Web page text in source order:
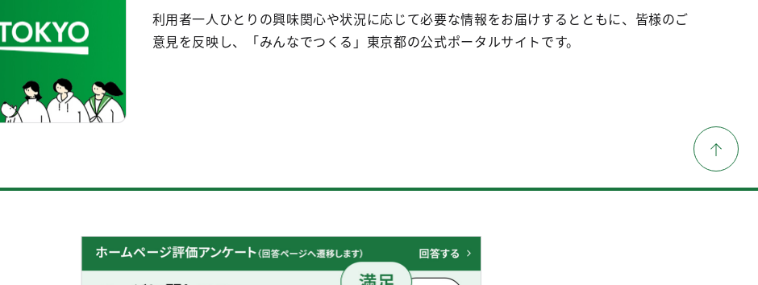
利用者一人ひとりの興味関心や状況に応じて必要な情報をお届けするとともに、皆様のご
意見を反映し、「みんなでつくる」東京都の公式ポータルサイトです。